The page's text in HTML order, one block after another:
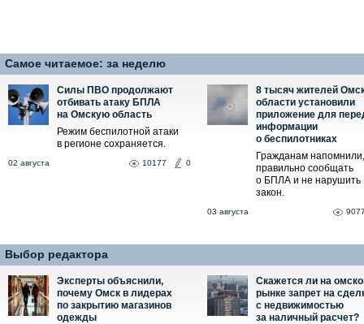
Самое читаемое: за неделю
Силы ПВО продолжают
отбивать атаку БПЛА
на Омскую область
Режим беспилотной атаки
в регионе сохраняется.
02 августа 10177 0
8 тысяч жителей
области установили
приложение для
информации
о беспилотниках
Гражданам напомнили,
правильно сообщать
о БПЛА и не нарушить
закон.
03 августа
Выбор редактора
Эксперты объяснили,
почему Омск в лидерах
по закрытию магазинов
одежды
Скажется ли на
рынке запрет на
с недвижимостью
за наличный расчет?